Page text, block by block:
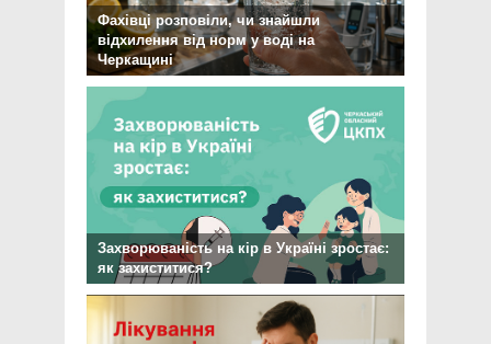
Фахівці розповіли, чи знайшли
відхилення від норм у воді на
Черкащині
Захворюваність на кір в Україні зростає:
як захиститися?